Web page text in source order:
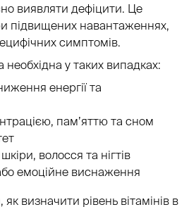
виявляти дефіцити. Це
підвищених навантаженнях,
симптомів.
необхідна у таких випадках:
енергії та
пам’яттю та сном
волосся та нігтів
емоційне виснаження
визначити рівень вітамінів в